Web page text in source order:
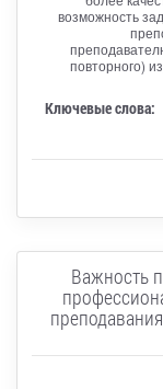
возможность
повторного)
Ключевые слова:
Важность